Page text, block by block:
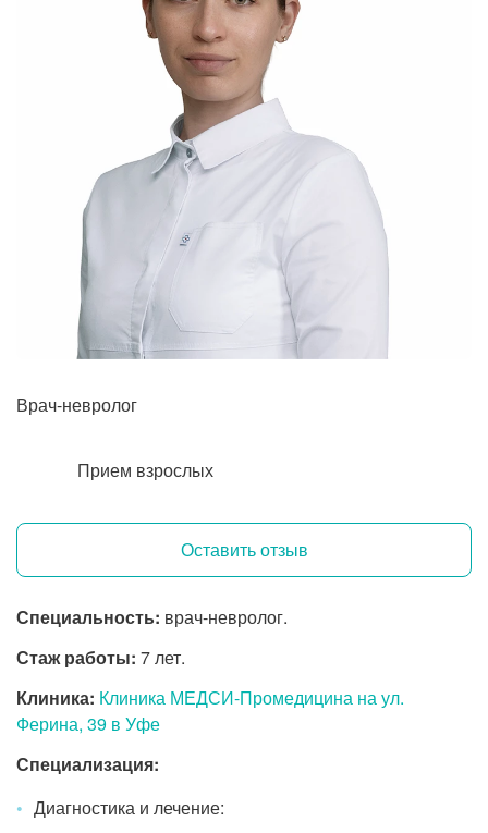
Рентгенология
Врач-невролог
Прием взрослых
Оставить отзыв
Специальность: врач-невролог.
Стаж работы: 7 лет.
Клиника: Клиника МЕДСИ-Промедицина на ул.
Ферина, 39 в Уфе
Специализация:
Диагностика и лечение: